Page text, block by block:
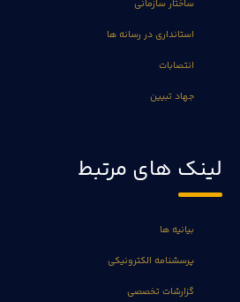
ساختار سازمانی
استانداری در رسانه ها
انتصابات
جهاد تبیین
لینک های مرتبط
بیانیه ها
پرسشنامه الکترونیکی
گزارشات تخصصی